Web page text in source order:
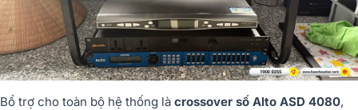
Bổ trợ cho toàn bộ hệ thống là crossover số Alto ASD 4080,